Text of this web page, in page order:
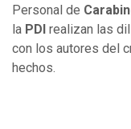
Personal de
la PDI realizan las
con los autores del
hechos.